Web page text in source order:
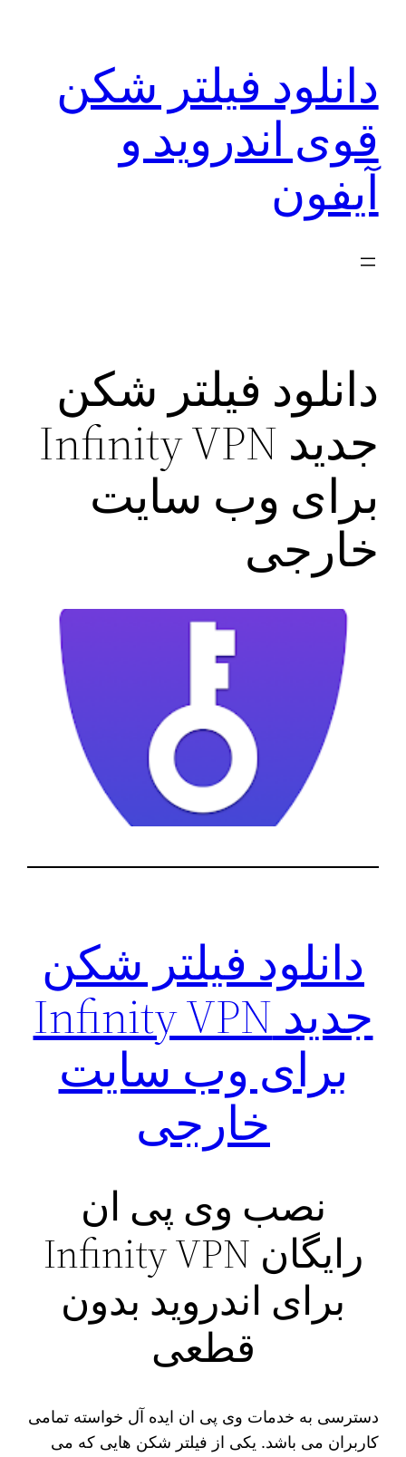
دانلود فیلتر شکن
قوی اندروید و
آیفون
دانلود فیلتر شکن
جدید Infinity VPN
برای وب سایت
خارجی
دانلود فیلتر شکن
جدید Infinity VPN
برای وب سایت
خارجی
نصب وی پی ان
رایگان Infinity VPN
برای اندروید بدون
قطعی
دسترسی به خدمات وی پی ان ایده‌ آل خواسته تمامی
کاربران می باشد. یکی از فیلتر شکن‌ هایی که می‌